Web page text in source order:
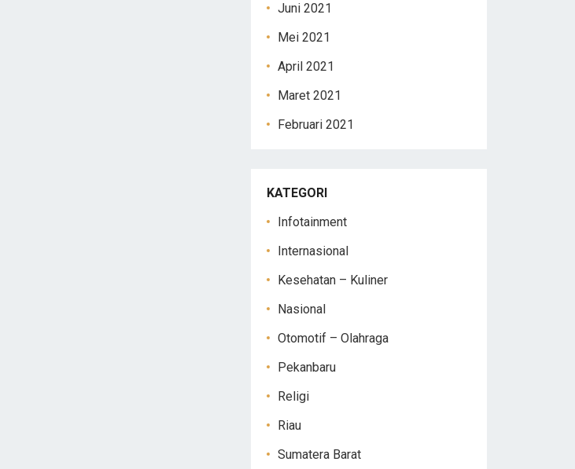
Juni 2021
Mei 2021
April 2021
Maret 2021
Februari 2021
KATEGORI
Infotainment
Internasional
Kesehatan – Kuliner
Nasional
Otomotif – Olahraga
Pekanbaru
Religi
Riau
Sumatera Barat